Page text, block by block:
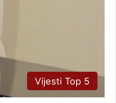
Vijesti Top 5